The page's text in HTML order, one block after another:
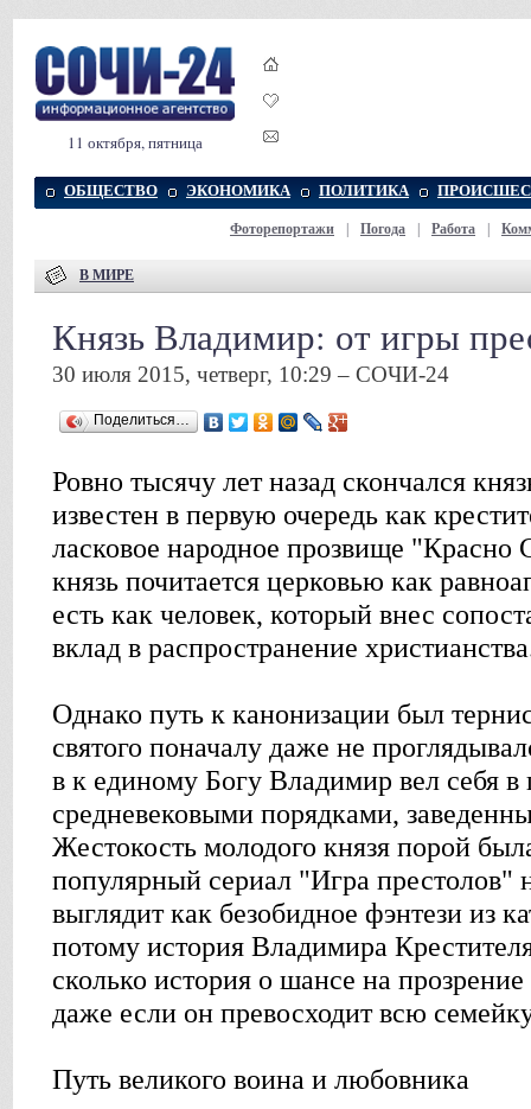
11 октября, пятница
ОБЩЕСТВО ЭКОНОМИКА ПОЛИТИКА
Фоторепортажи Погода Работа
В МИРЕ
Князь Владимир: от игры
30 июля 2015, четверг, 10:29 – СОЧИ-24
Поделиться…
Ровно тысячу лет назад скончался
известен в первую очередь как
ласковое народное прозвище
князь почитается церковью как
есть как человек, который внес
вклад в распространение
Однако путь к канонизации был
святого поначалу даже не
в к единому Богу Владимир вел себя в
средневековыми порядками,
Жестокость молодого князя порой
популярный сериал "Игра престолов"
выглядит как безобидное фэнтези из
потому история Владимира
сколько история о шансе на
даже если он превосходит всю
Путь великого воина и любовника